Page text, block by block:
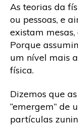
As teorias da
ou pessoas, e
existam mesas,
Porque
um nível mais
física.
Dizemos que
“emergem” de
partículas